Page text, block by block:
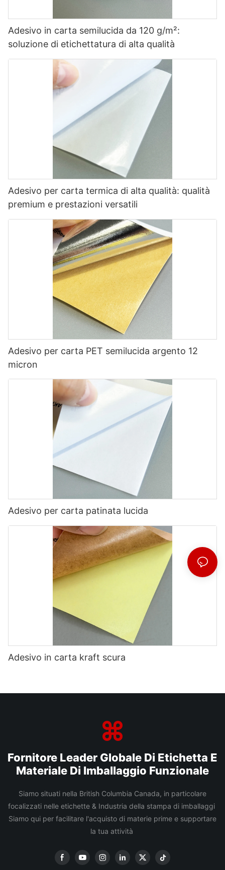
Adesivo in carta semilucida da 120 g/m²:
soluzione di etichettatura di alta qualità
Adesivo per carta termica di alta qualità: qualità
premium e prestazioni versatili
Adesivo per carta PET semilucida argento 12
micron
Adesivo per carta patinata lucida
Adesivo in carta kraft scura
Fornitore Leader Globale Di Etichetta E
Materiale Di Imballaggio Funzionale
Siamo situati nella British Columbia Canada, in particolare
focalizzati nelle etichette & Industria della stampa di imballaggi
Siamo qui per facilitare l'acquisto di materie prime e supportare
la tua attività